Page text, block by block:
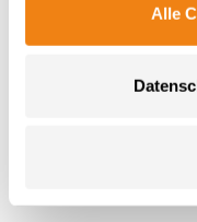
Alle
Feinripp-Kragen aus Triblend-Gewebe
Nr.: N6010Hersteller: